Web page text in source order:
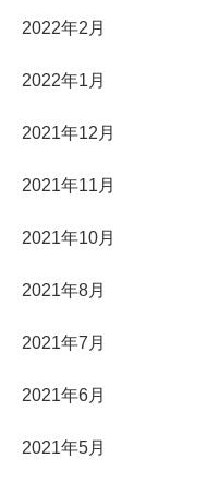
2022年2月
2022年1月
2021年12月
2021年11月
2021年10月
2021年8月
2021年7月
2021年6月
2021年5月